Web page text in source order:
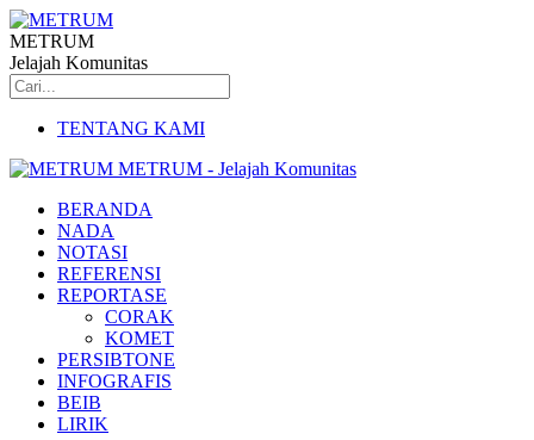
METRUM
Jelajah Komunitas
TENTANG KAMI
METRUM - Jelajah Komunitas
BERANDA
NADA
NOTASI
REFERENSI
REPORTASE
CORAK
KOMET
PERSIBTONE
INFOGRAFIS
BEIB
LIRIK